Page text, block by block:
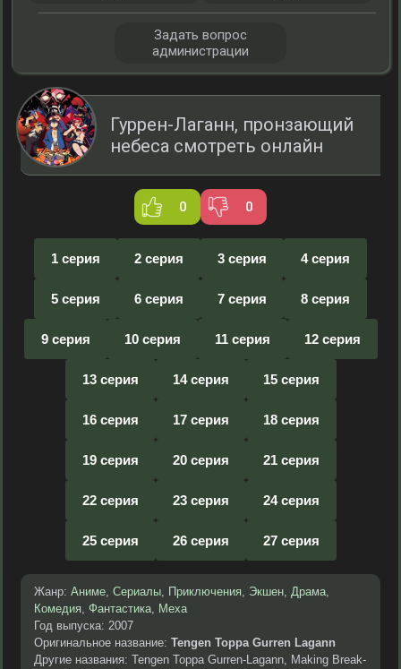
Гуррен-Лаганн, пронзающий
небеса смотреть онлайн
0 0
1 серия 2 серия 3 серия 4 серия
5 серия 6 серия 7 серия 8 серия
9 серия 10 серия 11 серия 12 серия
13 серия 14 серия 15 серия
16 серия 17 серия 18 серия
19 серия 20 серия 21 серия
22 серия 23 серия 24 серия
25 серия 26 серия 27 серия
Жанр: Аниме, Сериалы, Приключения, Экшен, Драма,
Комедия, Фантастика, Меха
Год выпуска: 2007
Оригинальное название: Tengen Toppa Gurren Lagann
Другие названия: Tengen Toppa Gurren-Lagann, Making Break-
Задать вопрос
администрации